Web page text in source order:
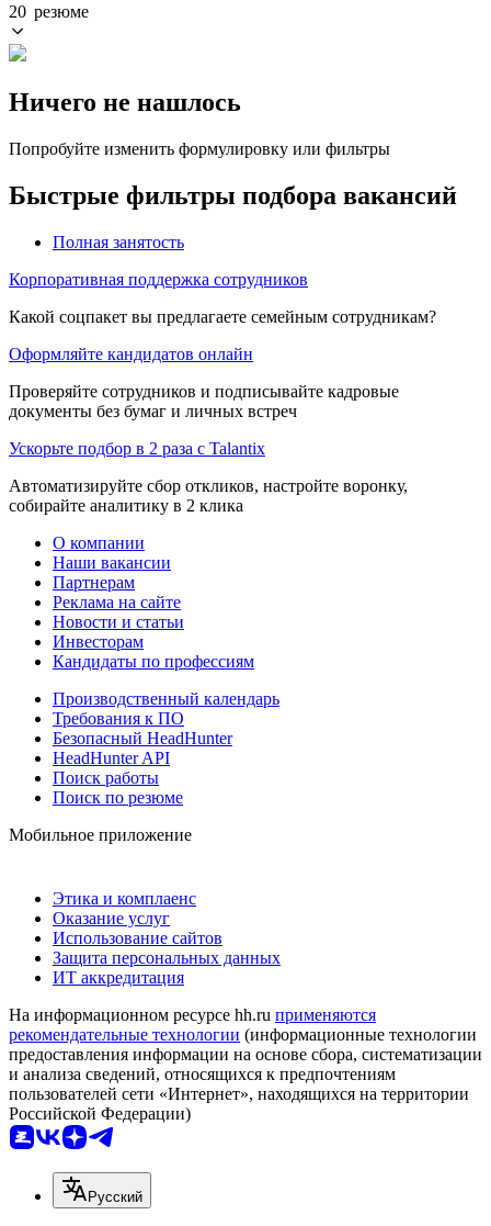
20 резюме
Ничего не нашлось
Попробуйте изменить формулировку или фильтры
Быстрые фильтры подбора вакансий
Полная занятость
Корпоративная поддержка сотрудников
Какой соцпакет вы предлагаете семейным сотрудникам?
Оформляйте кандидатов онлайн
Проверяйте сотрудников и подписывайте кадровые
документы без бумаг и личных встреч
Ускорьте подбор в 2 раза с Talantix
Автоматизируйте сбор откликов, настройте воронку,
собирайте аналитику в 2 клика
О компании
Наши вакансии
Партнерам
Реклама на сайте
Новости и статьи
Инвесторам
Кандидаты по профессиям
Производственный календарь
Требования к ПО
Безопасный HeadHunter
HeadHunter API
Поиск работы
Поиск по резюме
Мобильное приложение
Этика и комплаенс
Оказание услуг
Использование сайтов
Защита персональных данных
ИТ аккредитация
На информационном ресурсе hh.ru применяются
рекомендательные технологии (информационные технологии
предоставления информации на основе сбора, систематизации
и анализа сведений, относящихся к предпочтениям
пользователей сети «Интернет», находящихся на территории
Российской Федерации)
Русский